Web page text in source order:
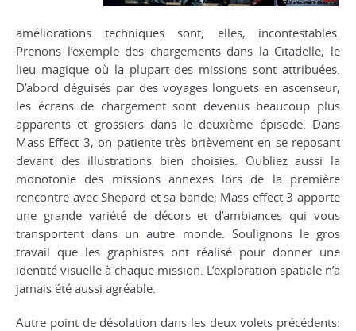
améliorations techniques sont, elles, incontestables.
Prenons l’exemple des chargements dans la Citadelle, le
lieu magique où la plupart des missions sont attribuées.
D’abord déguisés par des voyages longuets en ascenseur,
les écrans de chargement sont devenus beaucoup plus
apparents et grossiers dans le deuxième épisode. Dans
Mass Effect 3, on patiente très brièvement en se reposant
devant des illustrations bien choisies. Oubliez aussi la
monotonie des missions annexes lors de la première
rencontre avec Shepard et sa bande; Mass effect 3 apporte
une grande variété de décors et d’ambiances qui vous
transportent dans un autre monde. Soulignons le gros
travail que les graphistes ont réalisé pour donner une
identité visuelle à chaque mission. L’exploration spatiale n’a
jamais été aussi agréable.
Autre point de désolation dans les deux volets précédents: